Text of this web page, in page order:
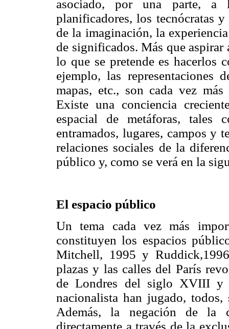
asociado, por una parte, a
planificadores, los tecnócratas
de la imaginación, la
de significados. Más que
lo que se pretende es hacerlos
ejemplo, las representaciones
mapas, etc., son cada vez
Existe una conciencia
espacial de metáforas, tales
entramados, lugares, campos y
relaciones sociales de la
público y, como se verá en la
El espacio público
Un tema cada vez más
constituyen los espacios
Mitchell, 1995 y
plazas y las calles del París
de Londres del siglo XVIII y
nacionalista han jugado,
Además, la negación de la
directamente a través de la